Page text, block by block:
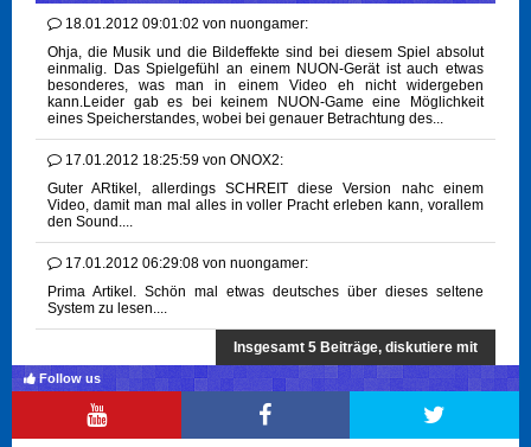
18.01.2012 09:01:02 von nuongamer:
Ohja, die Musik und die Bildeffekte sind bei diesem Spiel absolut
einmalig. Das Spielgefühl an einem NUON-Gerät ist auch etwas
besonderes, was man in einem Video eh nicht widergeben
kann.Leider gab es bei keinem NUON-Game eine Möglichkeit
eines Speicherstandes, wobei bei genauer Betrachtung des...
17.01.2012 18:25:59 von ONOX2:
Guter ARtikel, allerdings SCHREIT diese Version nahc einem
Video, damit man mal alles in voller Pracht erleben kann, vorallem
den Sound....
17.01.2012 06:29:08 von nuongamer:
Prima Artikel. Schön mal etwas deutsches über dieses seltene
System zu lesen....
Insgesamt 5 Beiträge, diskutiere mit
Follow us